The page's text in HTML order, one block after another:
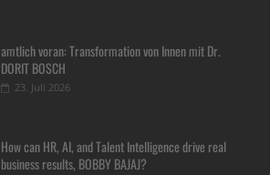
amtlich voran: Transformation von Innen mit Dr.
DORIT BOSCH
23. Juli 2026
How can HR, AI, and Talent Intelligence drive real
business results, BOBBY BAJAJ?